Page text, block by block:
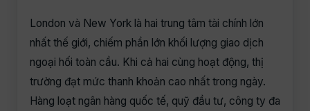
London và New York là hai trung tâm tài chính lớn
nhất thế giới, chiếm phần lớn khối lượng giao dịch
ngoại hối toàn cầu. Khi cả hai cùng hoạt động, thị
trường đạt mức thanh khoản cao nhất trong ngày.
Hàng loạt ngân hàng quốc tế, quỹ đầu tư, công ty đa